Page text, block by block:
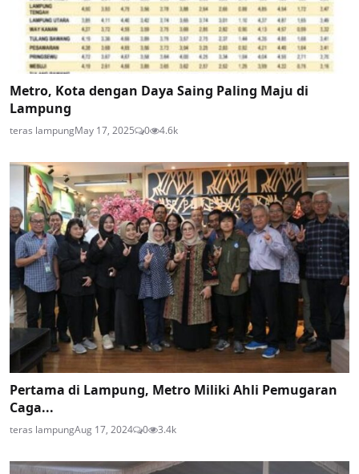
Metro, Kota dengan Daya Saing Paling Maju di
Lampung
teras lampungMay 17, 2025 0 4.6k
Pertama di Lampung, Metro Miliki Ahli Pemugaran
Caga...
teras lampungAug 17, 2024 0 3.4k